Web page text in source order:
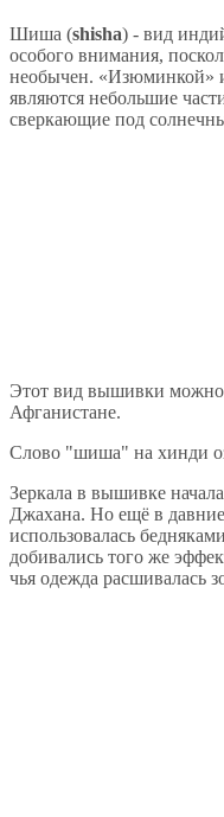
Шиша (shisha) - вид
особого внимания,
необычен.
являются небольшие
сверкающие под
Этот вид вышивки можно
Афганистане.
Слово "шиша" на хинди
Зеркала в вышивке
Джахана. Но ещё в
использовалась
добивались того же
чья одежда расшивалась